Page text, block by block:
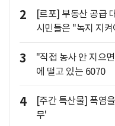
2
[르포] 부동산 공급
시민들은 "녹지 지
3
"직접 농사 안 지으
에 떨고 있는 6070
4
[주간 특산물] 폭염
무'